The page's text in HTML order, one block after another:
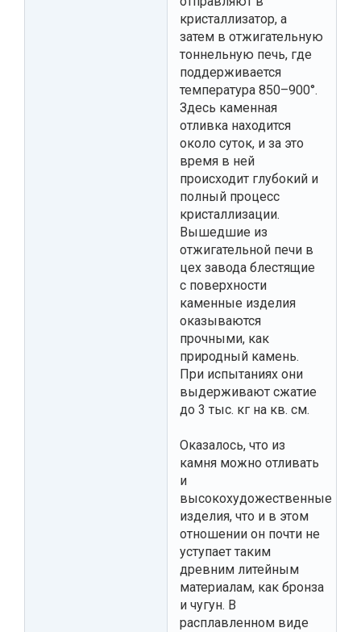
кристаллизатор, а
затем в отжигательную
тоннельную печь, где
поддерживается
температура 850–900°.
Здесь каменная
отливка находится
около суток, и за это
время в ней
происходит глубокий и
полный процесс
кристаллизации.
Вышедшие из
отжигательной печи в
цех завода блестящие
с поверхности
каменные изделия
оказываются
прочными, как
природный камень.
При испытаниях они
выдерживают сжатие
до 3 тыс. кг на кв. см.
Оказалось, что из
камня можно отливать
и
высокохудожественные
изделия, что и в этом
отношении он почти не
уступает таким
древним литейным
материалам, как бронза
и чугун. В
расплавленном виде